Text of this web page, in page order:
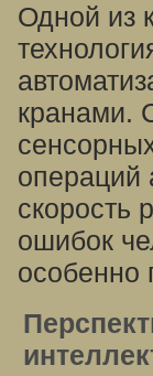
Одной из
кранами.
операций
скорость
ошибок
особенно